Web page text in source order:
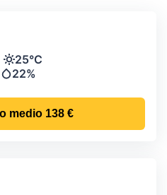
precipitación media
Temperatura
25°C
Precipitación
22%
medio 138 €